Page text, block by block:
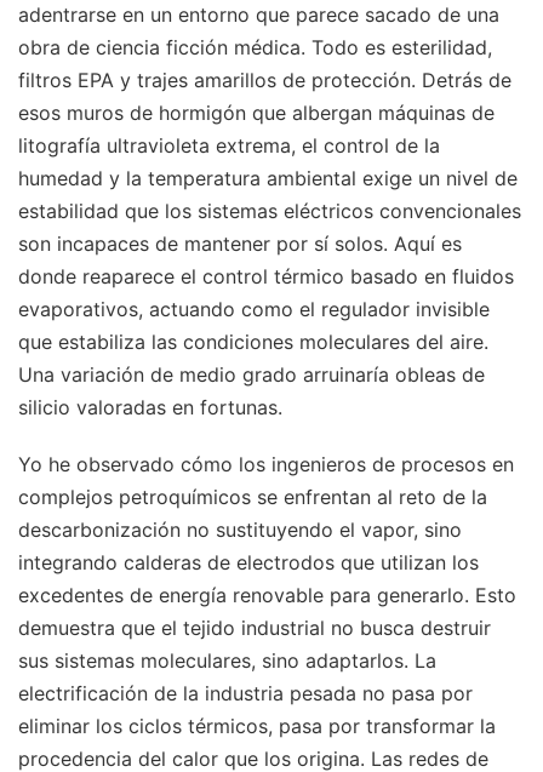
adentrarse en un entorno que parece sacado de una
obra de ciencia ficción médica. Todo es esterilidad,
filtros EPA y trajes amarillos de protección. Detrás de
esos muros de hormigón que albergan máquinas de
litografía ultravioleta extrema, el control de la
humedad y la temperatura ambiental exige un nivel de
estabilidad que los sistemas eléctricos convencionales
son incapaces de mantener por sí solos. Aquí es
donde reaparece el control térmico basado en fluidos
evaporativos, actuando como el regulador invisible
que estabiliza las condiciones moleculares del aire.
Una variación de medio grado arruinaría obleas de
silicio valoradas en fortunas.
Yo he observado cómo los ingenieros de procesos en
complejos petroquímicos se enfrentan al reto de la
descarbonización no sustituyendo el vapor, sino
integrando calderas de electrodos que utilizan los
excedentes de energía renovable para generarlo. Esto
demuestra que el tejido industrial no busca destruir
sus sistemas moleculares, sino adaptarlos. La
electrificación de la industria pesada no pasa por
eliminar los ciclos térmicos, pasa por transformar la
procedencia del calor que los origina. Las redes de